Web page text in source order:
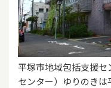
平塚市地域包括支援
センター）ゆりのき